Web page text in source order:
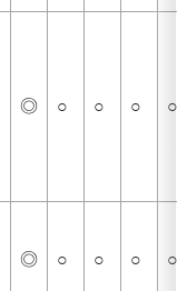
◎ ○ ○ ○ ○
◎ ○ ○ ○ ○